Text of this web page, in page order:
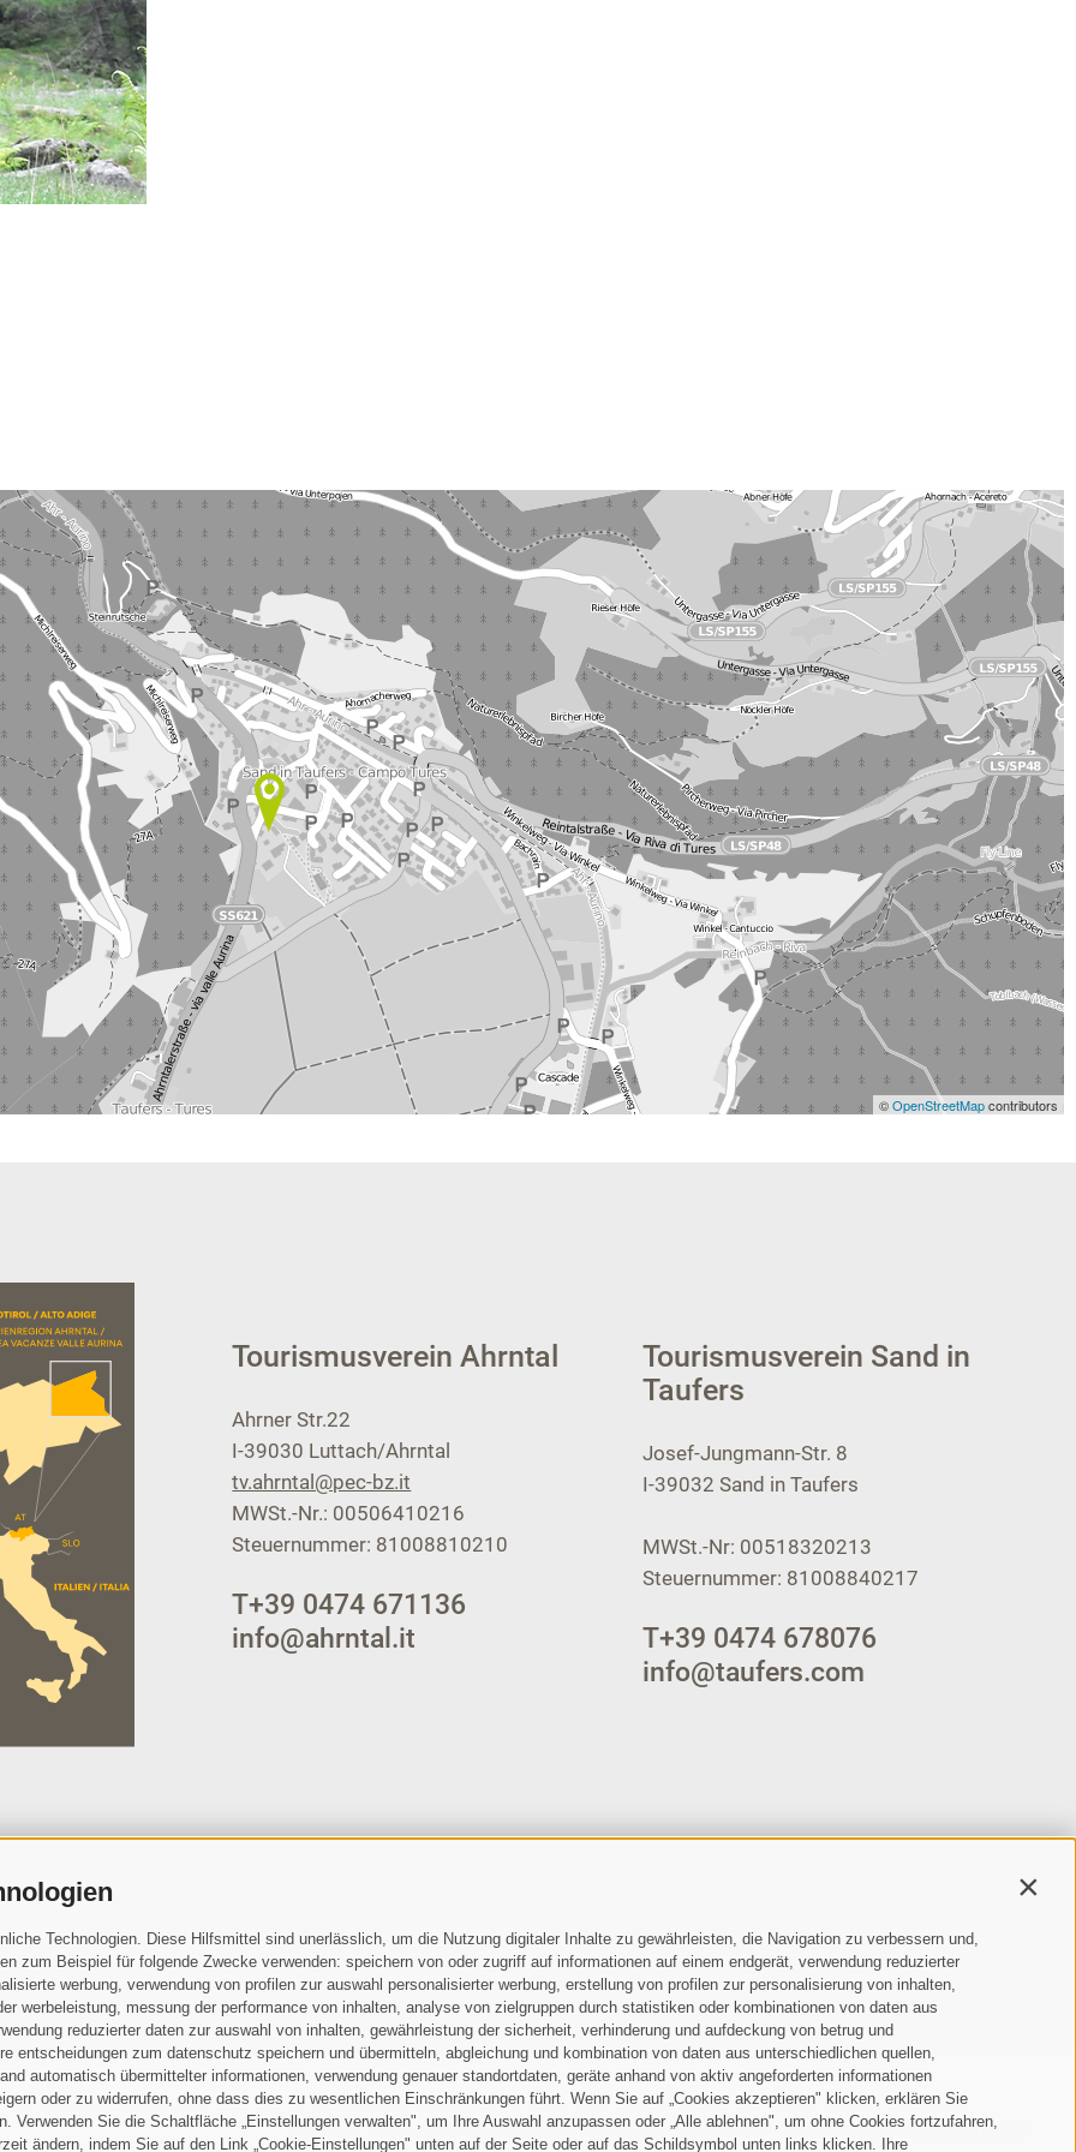
Technologien. Diese Hilfsmittel sind unerlässlich, um die Nutzung digitaler Inhalte zu gewährleisten, die Navigation zu verbessern und,
zum Beispiel für folgende Zwecke verwenden: speichern von oder zugriff auf informationen auf einem endgerät, verwendung reduzierter
werbung, verwendung von profilen zur auswahl personalisierter werbung, erstellung von profilen zur personalisierung von inhalten,
werbeleistung, messung der performance von inhalten, analyse von zielgruppen durch statistiken oder kombinationen von daten aus
reduzierter daten zur auswahl von inhalten, gewährleistung der sicherheit, verhinderung und aufdeckung von betrug und
entscheidungen zum datenschutz speichern und übermitteln, abgleichung und kombination von daten aus unterschiedlichen quellen,
automatisch übermittelter informationen, verwendung genauer standortdaten, geräte anhand von aktiv angeforderten informationen
oder zu widerrufen, ohne dass dies zu wesentlichen Einschränkungen führt. Wenn Sie auf „Cookies akzeptieren" klicken, erklären Sie
Sie die Schaltfläche „Einstellungen verwalten", um Ihre Auswahl anzupassen oder „Alle ablehnen", um ohne Cookies fortzufahren,
ändern, indem Sie auf den Link „Cookie-Einstellungen" unten auf der Seite oder auf das Schildsymbol unten links klicken. Ihre
©OpenStreetMapcontributors
Tourismusverein Ahrntal
Ahrner Str.22
I-39030 Luttach/Ahrntal
tv.ahrntal@pec-bz.it
MWSt.-Nr.: 00506410216
Steuernummer: 81008810210
T+39 0474 671136
info@ahrntal.it
Tourismusverein Sand in
Taufers
Josef-Jungmann-Str. 8
I-39032 Sand in Taufers
MWSt.-Nr: 00518320213
Steuernummer: 81008840217
T+39 0474 678076
info@taufers.com
Datenschutzbestimmungen
gelesen und verstanden und stimme der Verarbeitung meiner personenbezogenen
den Verantwortlichen zu
Sitemap Impressum Cookie-Richtlinie Privacy • Cookie Präferenzen created with passion by